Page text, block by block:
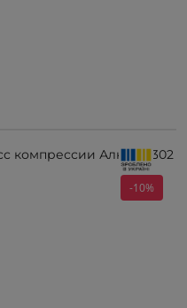
-10%
компрессии Алком 5302